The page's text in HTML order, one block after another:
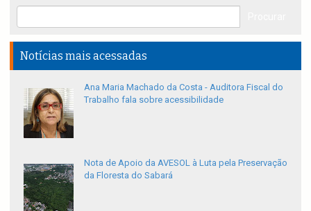
Notícias mais acessadas
Ana Maria Machado da Costa - Auditora Fiscal do
Trabalho fala sobre acessibilidade
Nota de Apoio da AVESOL à Luta pela Preservação
da Floresta do Sabará